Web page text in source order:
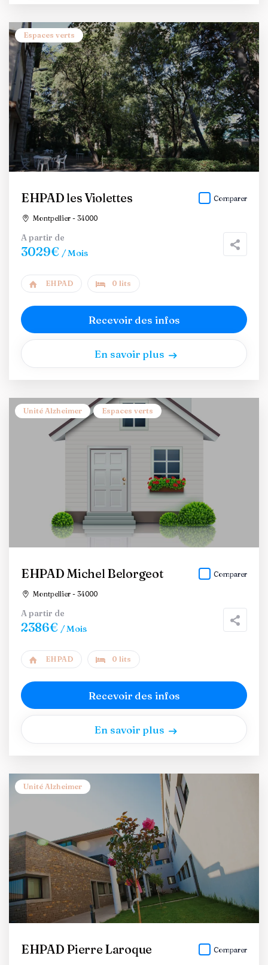
Espaces verts
EHPAD les Violettes
Montpellier - 34000
Comparer
A partir de
3029€ / Mois
EHPAD 0 lits
Recevoir des infos
En savoir plus
Unité Alzheimer Espaces verts
EHPAD Michel Belorgeot
Montpellier - 34000
Comparer
A partir de
2386€ / Mois
EHPAD 0 lits
Recevoir des infos
En savoir plus
Unité Alzheimer
EHPAD Pierre Laroque Comparer